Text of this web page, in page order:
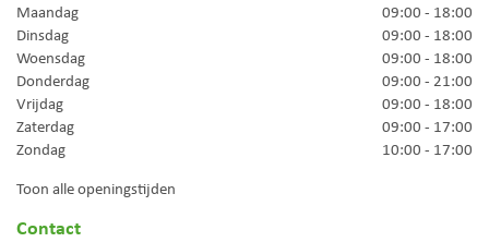
Maandag
09:00 - 18:00
Dinsdag
09:00 - 18:00
Woensdag
09:00 - 18:00
Donderdag
09:00 - 21:00
Vrijdag
09:00 - 18:00
Zaterdag
09:00 - 17:00
Zondag
10:00 - 17:00
Toon alle openingstijden
Contact